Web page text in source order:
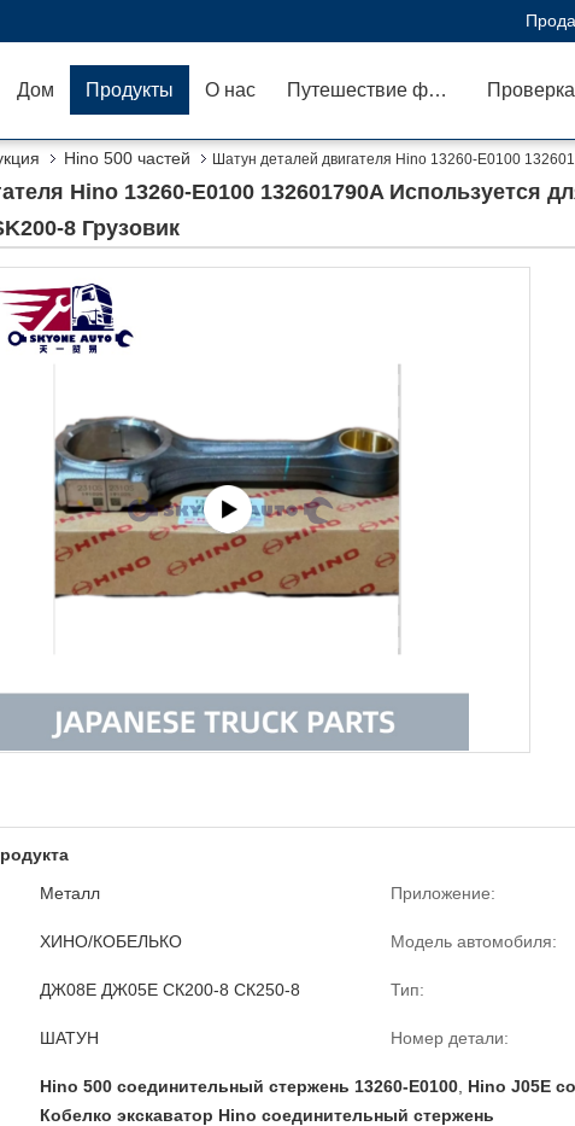
Дом Продукты О нас Путешествие фабрики
Hino 500 частей
Шатун деталей двигателя Hino 13260-E0100
Hino 13260-E0100 132601790A Используется
8 Грузовик
Металл Приложение:
ХИНО/КОБЕЛЬКО Модель автомобиля:
ДЖ08Е ДЖ05Е СК200-8 СК250-8 Тип:
ШАТУН Номер детали:
Hino 500 соединительный стержень 13260-E0100 Hino J05E
Кобелко экскаватор Hino соединительный стержень